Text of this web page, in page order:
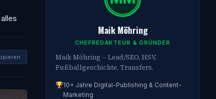
Maik Möhring
CHEFREDAKTEUR & GRÜNDER
Maik Möhring – Lead/SEO, HSV,
Fußballgeschichte, Transfers.
10+ Jahre Digital-Publishing & Content-
Marketing